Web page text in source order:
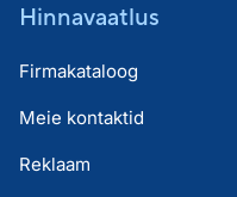
Hinnavaatlus
Firmakataloog
Meie kontaktid
Reklaam